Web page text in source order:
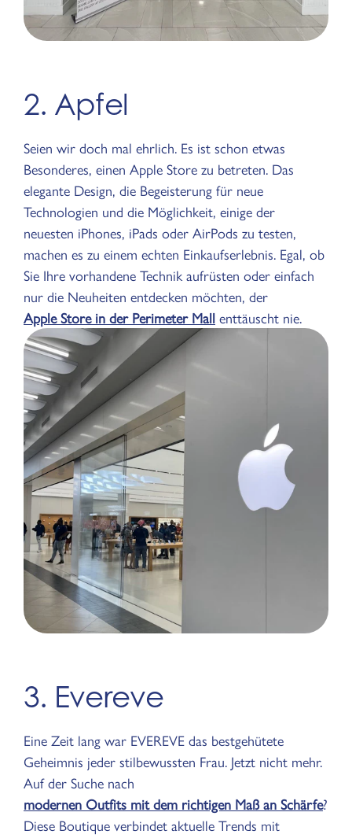
2. Apfel
Seien wir doch mal ehrlich. Es ist schon etwas
Besonderes, einen Apple Store zu betreten. Das
elegante Design, die Begeisterung für neue
Technologien und die Möglichkeit, einige der
neuesten iPhones, iPads oder AirPods zu testen,
machen es zu einem echten Einkaufserlebnis. Egal, ob
Sie Ihre vorhandene Technik aufrüsten oder einfach
nur die Neuheiten entdecken möchten, der
Apple Store in der Perimeter Mallenttäuscht nie.
3. Evereve
Eine Zeit lang war EVEREVE das bestgehütete
Geheimnis jeder stilbewussten Frau. Jetzt nicht mehr.
Auf der Suche nach
modernen Outfits mit dem richtigen Maß an Schärfe?
Diese Boutique verbindet aktuelle Trends mit